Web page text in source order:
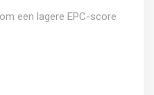
een lagere EPC-score